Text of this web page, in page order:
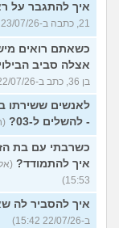
איך להתגבר על
21, כתבה ב-23/07/26 15:39)
כשאתם רואים
אצלה סביב
בן 36, כתב ב-22/07/26 16:13)
לאנשים ששירתו
- להשלים ל-03?
כשרבתי עם בת
איך להתמודד?
15:53)
איך להסביר לה
ב-22/07/26 15:42)